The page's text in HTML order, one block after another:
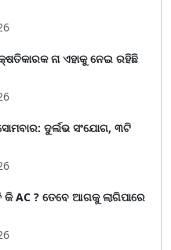
କ୍ଷତିକାରକ ନା ଏହାକୁ ନେଇ ରହିଛି
ଦୁର୍ଲଭ ସଂଯୋଗ, ୩ଟି
AC ? ତେବେ ଆଗକୁ ଲାଗିପାରେ